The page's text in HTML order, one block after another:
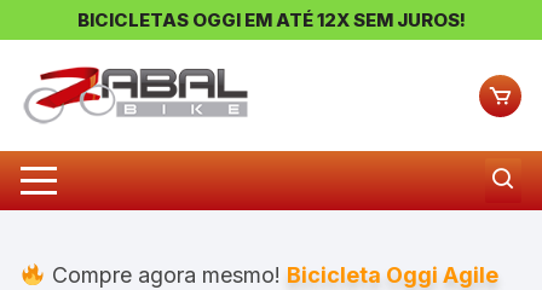
BICICLETAS OGGI EM ATÉ 12X SEM JUROS!
Compre agora mesmo! Bicicleta Oggi Agile